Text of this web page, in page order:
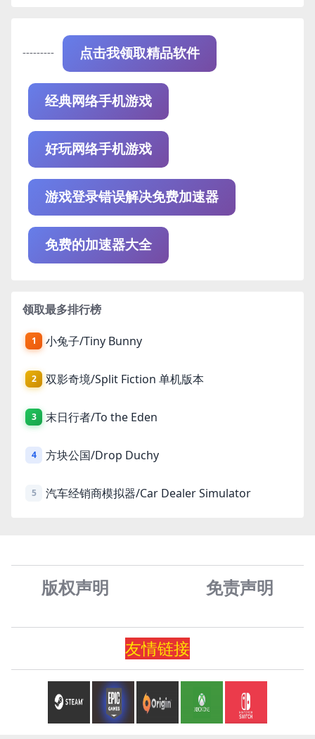
--------- 点击我领取精品软件
经典网络手机游戏
好玩网络手机游戏
游戏登录错误解决免费加速器
免费的加速器大全
领取最多排行榜
1 小兔子/Tiny Bunny
2 双影奇境/Split Fiction 单机版本
3 末日行者/To the Eden
4 方块公国/Drop Duchy
5 汽车经销商模拟器/Car Dealer Simulator
版权声明 免责声明
友情链接